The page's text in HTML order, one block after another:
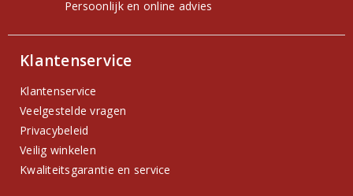
Persoonlijk en online advies
Klantenservice
Klantenservice
Veelgestelde vragen
Privacybeleid
Veilig winkelen
Kwaliteitsgarantie en service